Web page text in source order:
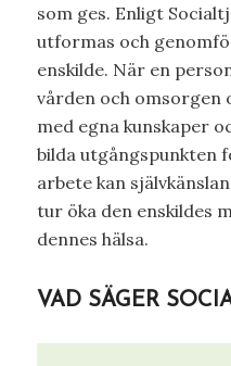
som ges. Enligt
utformas och
enskilde. När en
vården och
med egna kunskaper
bilda utgångspunkten
arbete kan
tur öka den enskildes
dennes hälsa.
VAD SÄGER